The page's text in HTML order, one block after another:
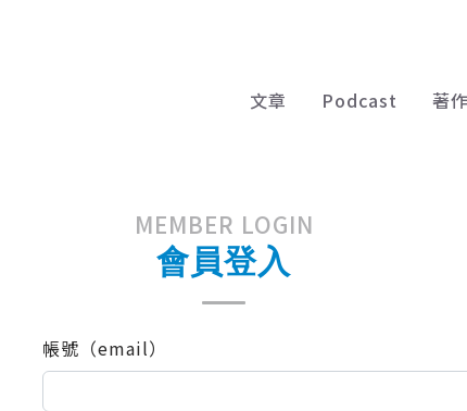
文章 Podcast 著
MEMBER LOGIN
會員登入
帳號（email）